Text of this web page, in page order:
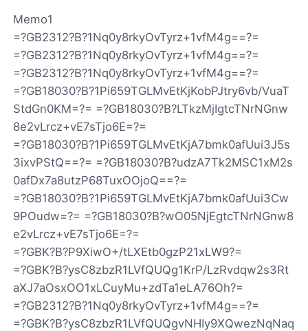
Memo1
=?GB2312?B?1Nq0y8rkyOvTyrz+1vfM4g==?=
=?GB2312?B?1Nq0y8rkyOvTyrz+1vfM4g==?=
=?GB2312?B?1Nq0y8rkyOvTyrz+1vfM4g==?=
=?GB18030?B?1Pi659TGLMvEtKjKobPJtry6vb/VuaT
StdGn0KM=?= =?GB18030?B?LTkzMjIgtcTNrNGnw
8e2vLrcz+vE7sTjo6E=?=
=?GB18030?B?1Pi659TGLMvEtKjA7bmk0afUui3J5s
3ixvPStQ==?= =?GB18030?B?udzA7Tk2MSC1xM2s
0afDx7a8utzP68TuxOOjoQ==?=
=?GB18030?B?1Pi659TGLMvEtKjA7bmk0afUui3Cw
9POudw=?= =?GB18030?B?wO05NjEgtcTNrNGnw8
e2vLrcz+vE7sTjo6E=?=
=?GBK?B?P9XiwO+/tLXEtb0gzP21xLW9?=
=?GBK?B?ysC8zbzR1LVfQUQg1KrP/LzRvdqw2s3Rt
aXJ7aOsxOO1xLCuyMu+zdTa1eLA76Oh?=
=?GB2312?B?1Nq0y8rkyOvTyrz+1vfM4g==?=
=?GBK?B?ysC8zbzR1LVfQUQgvNHIy9XQwezNqNaq